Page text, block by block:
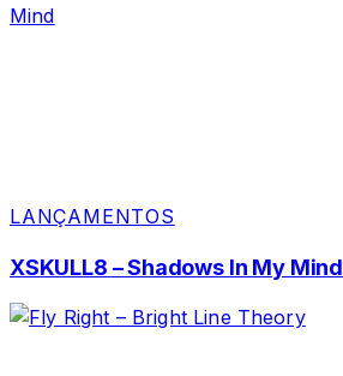
LANÇAMENTOS
XSKULL8 – Shadows In My Mind